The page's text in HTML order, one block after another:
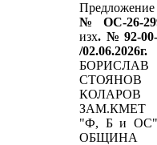
Предложение
№ОС-26-
изх.№92-00-
/
БОРИСЛАВ
СТОЯНОВ
"Ф, Б и
ОБЩИНА